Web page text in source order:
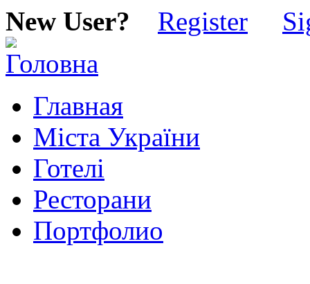
New User? Register
Главная
Міста України
Готелі
Ресторани
Портфолио